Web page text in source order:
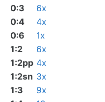
0:3
6x
0:4
4x
0:6
1x
1:2
6x
1:2pp 4x
1:2sn 3x
1:3
9x